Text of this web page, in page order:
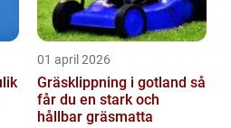
01 april 2026
Gräsklippning i gotland så
får du en stark och
hållbar gräsmatta